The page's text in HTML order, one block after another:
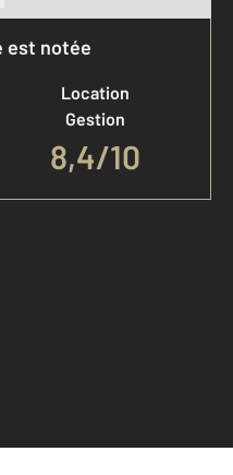
est notée
Location
Gestion
8,4/10